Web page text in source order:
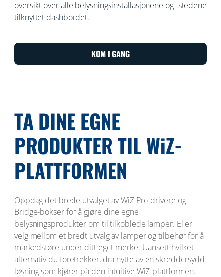
oversikt over alle belysningsinstallasjonene og -stedene
tilknyttet dashbordet.
KOM I GANG
TA DINE EGNE
PRODUKTER TIL WiZ-
PLATTFORMEN
Oppdag det brede utvalget av WiZ Pro-drivere og
Bridge-bokser for å gjøre dine egne
belysningsprodukter om til tilkoblede lamper. Eller
velg mellom et bredt utvalg av lamper og tilbehør for å
markedsføre under ditt eget merke. Uansett hvilket
alternativ du foretrekker, dra nytte av en skreddersydd
løsning som kjører på den intuitive WiZ-plattformen.